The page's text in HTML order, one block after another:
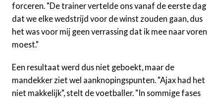
forceren. "De trainer vertelde ons vanaf de eerste dag
dat we elke wedstrijd voor de winst zouden gaan, dus
het was voor mij geen verrassing dat ik mee naar voren
moest."
Een resultaat werd dus niet geboekt, maar de
mandekker ziet wel aanknopingspunten. "Ajax had het
niet makkelijk", stelt de voetballer. "In sommige fases